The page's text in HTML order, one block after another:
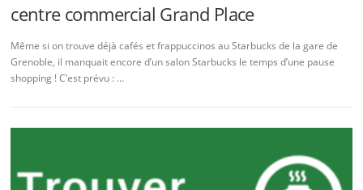
centre commercial Grand Place
Même si on trouve déjà cafés et frappuccinos au Starbucks de la gare de
Grenoble, il manquait encore d’un salon Starbucks le temps d’une pause
shopping ! C’est prévu : …